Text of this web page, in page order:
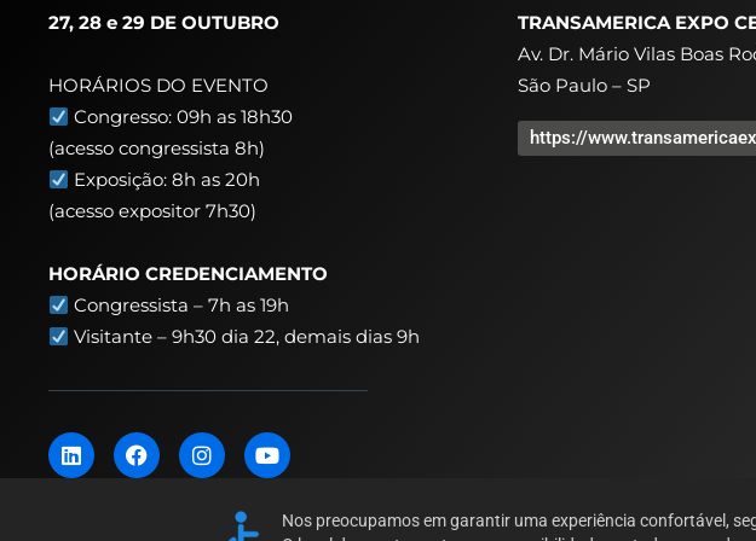
27, 28 e 29 DE OUTUBRO
HORÁRIOS DO EVENTO
Congresso: 09h as 18h30
(acesso congressista 8h)
Exposição: 8h as 20h
(acesso expositor 7h30)
HORÁRIO CREDENCIAMENTO
Congressista – 7h as 19h
Visitante – 9h30 dia 22,demais dias 9h
L
i
n
F
a
c
I
n
s
Y
o
u
TRANSAMERICA EXPO
Av. Dr. Mário Vilas Boas
São Paulo – SP
https://
Nos preocupamos em garantir uma experiência confortável,